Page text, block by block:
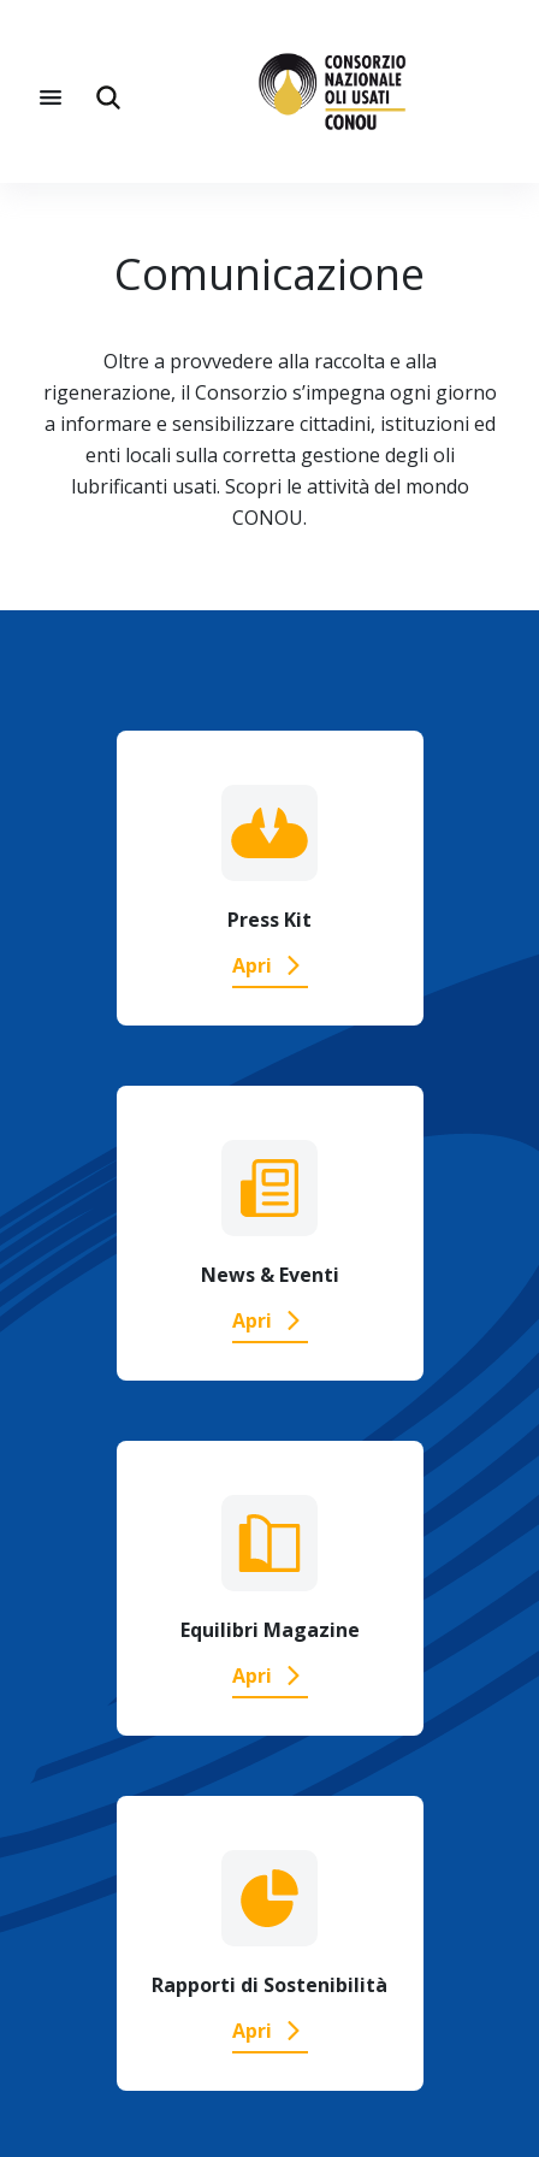
Comunicazione
Oltre a provvedere alla raccolta e alla
rigenerazione, il Consorzio s’impegna ogni giorno
a informare e sensibilizzare cittadini, istituzioni ed
enti locali sulla corretta gestione degli oli
lubrificanti usati. Scopri le attività del mondo
CONOU.
Press Kit
Apri
News & Eventi
Apri
Equilibri Magazine
Apri
Rapporti di Sostenibilità
Apri